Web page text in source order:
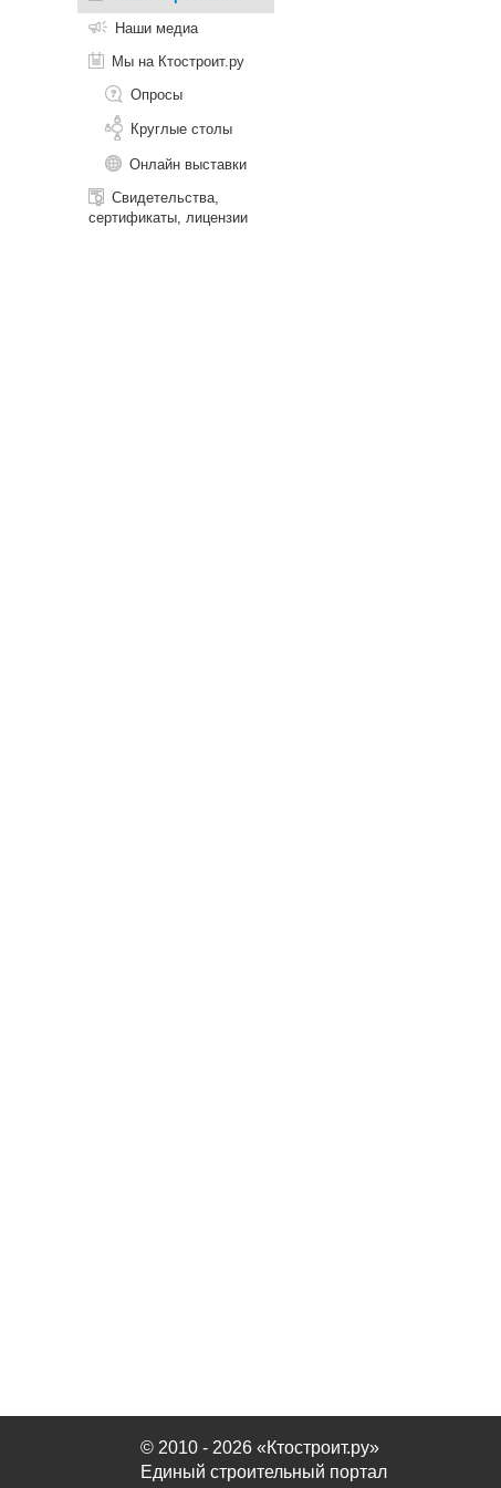
Наши медиа
Мы на Ктостроит.ру
Опросы
Круглые столы
Онлайн выставки
Свидетельства,
сертификаты, лицензии
© 2010 - 2026 «Ктостроит.ру»
Единый строительный портал